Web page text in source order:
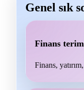
Genel sık
Finans
Finans,